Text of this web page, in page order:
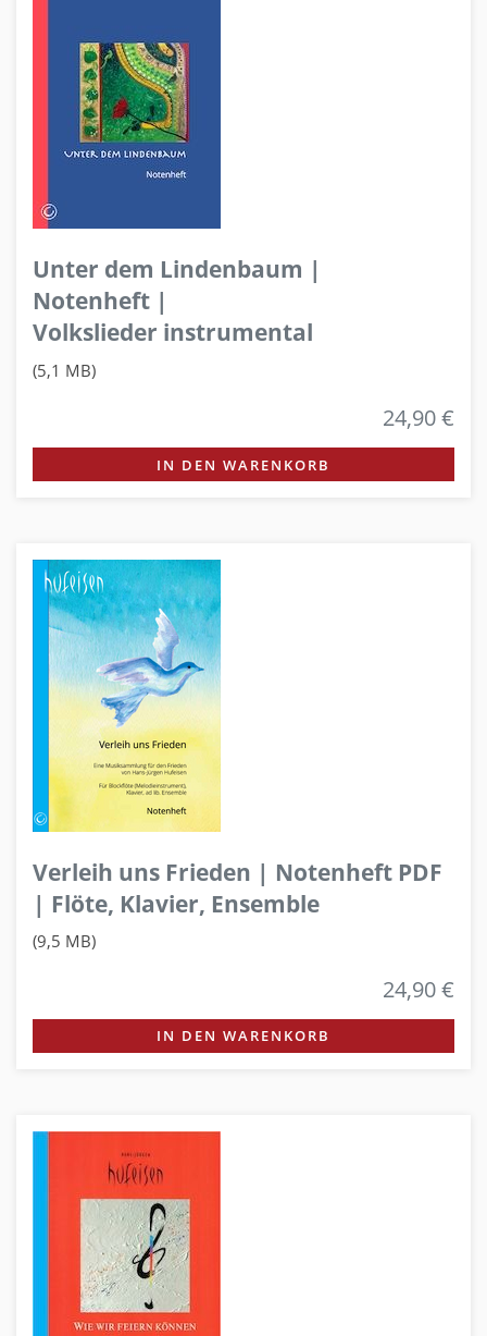
Unter dem Lindenbaum |
Notenheft |
Volkslieder instrumental
(5,1 MB)
24,90 €
IN DEN WARENKORB
Verleih uns Frieden | Notenheft PDF
| Flöte, Klavier, Ensemble
(9,5 MB)
24,90 €
IN DEN WARENKORB